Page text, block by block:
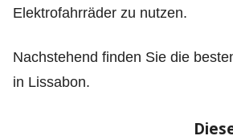
Elektrofahrräder zu nutzen.
Nachstehend finden Sie die
in Lissabon.